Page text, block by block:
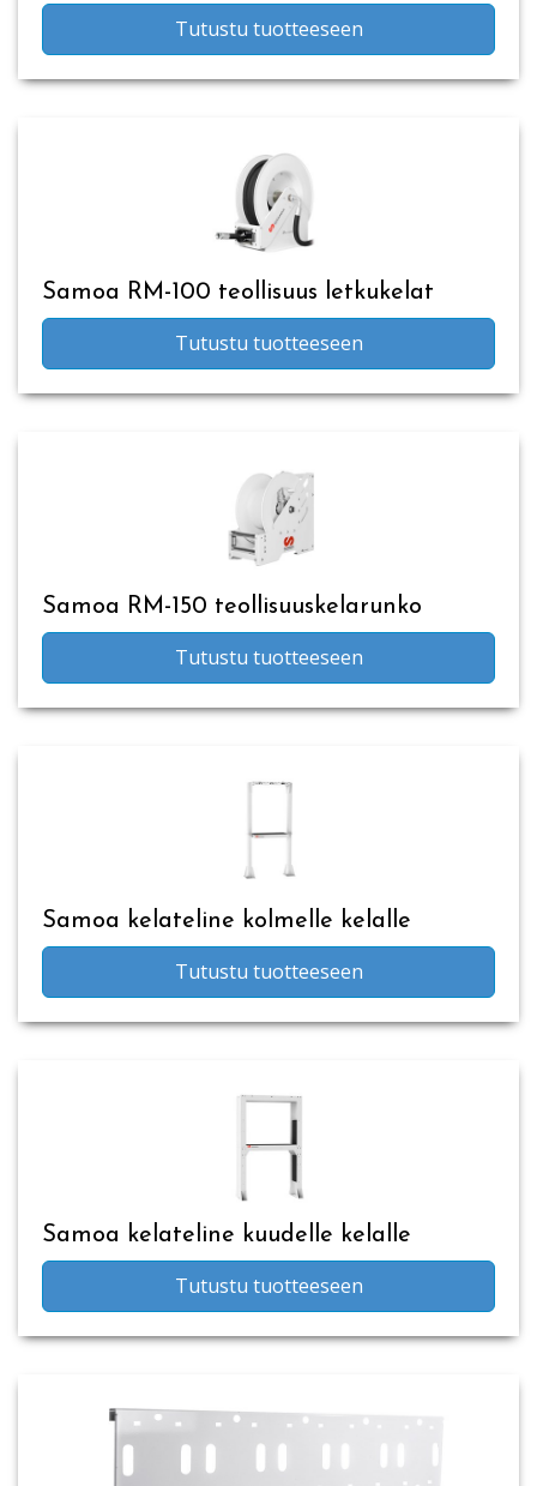
Tutustu tuotteeseen
Samoa RM-100 teollisuus letkukelat
Tutustu tuotteeseen
Samoa RM-150 teollisuuskelarunko
Tutustu tuotteeseen
Samoa kelateline kolmelle kelalle
Tutustu tuotteeseen
Samoa kelateline kuudelle kelalle
Tutustu tuotteeseen